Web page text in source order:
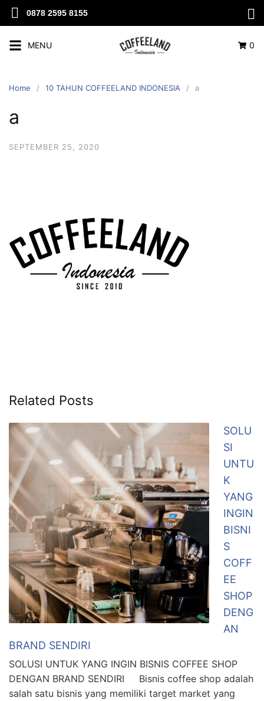
0878 2595 8155
MENU 0
Home 10 TAHUN COFFEELAND INDONESIA a
a
SEPTEMBER 25, 2020
Related Posts
SOLU
SI
UNTU
K
YANG
INGIN
BISNI
S
COFF
EE
SHOP
DENG
AN
BRAND SENDIRI
SOLUSI UNTUK YANG INGIN BISNIS COFFEE SHOP
DENGAN BRAND SENDIRI Bisnis coffee shop adalah
salah satu bisnis yang memiliki target market yang